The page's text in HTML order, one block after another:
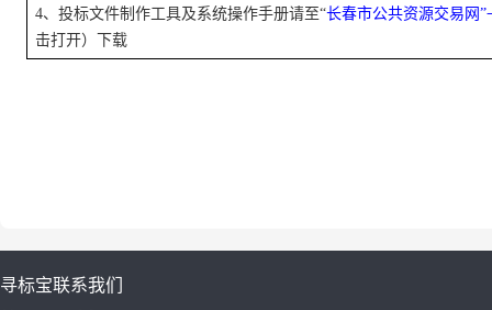
4、投标文件制作工具及系统操作手册请至“长春市公共资源交易网 ”
击打开）下载
寻标宝联系我们